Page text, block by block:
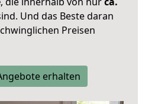
Und das Beste daran
Preisen
erhalten